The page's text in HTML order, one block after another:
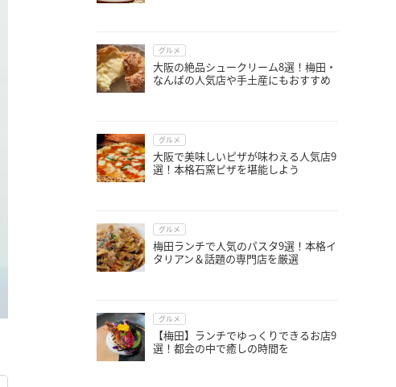
グルメ
大阪の絶品シュークリーム8選！梅田・
なんばの人気店や手土産にもおすすめ
グルメ
大阪で美味しいピザが味わえる人気店9
選！本格石窯ピザを堪能しよう
グルメ
梅田ランチで人気のパスタ9選！本格イ
タリアン＆話題の専門店を厳選
グルメ
【梅田】ランチでゆっくりできるお店9
選！都会の中で癒しの時間を